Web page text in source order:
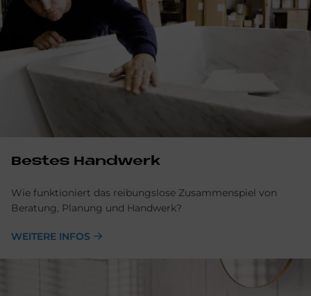
Be­stes Hand­werk
Wie funktioniert das reibungslose Zusammenspiel von
Beratung, Planung und Handwerk?
WEITERE INFOS